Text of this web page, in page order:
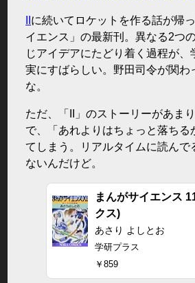
に続いてロケットを作る話が帰
イエンス」の最新刊。異なる2つ
じアイデアにたどり着く過程が、
実にすばらしい。野田司令が関わ
な。
ただ、「II」のストーリーがあま
で、「あれよりはちょっと落ちる
てしまう。リアルタイムに読んで
ないんだけど。
まんがサイエンス
クス)
あさり よしとお
学研プラス
￥859